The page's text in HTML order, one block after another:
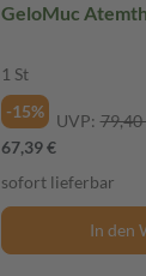
GeloMuc
1 St
-15%
UVP: 79,40
67,39 €
sofort lieferbar
In den